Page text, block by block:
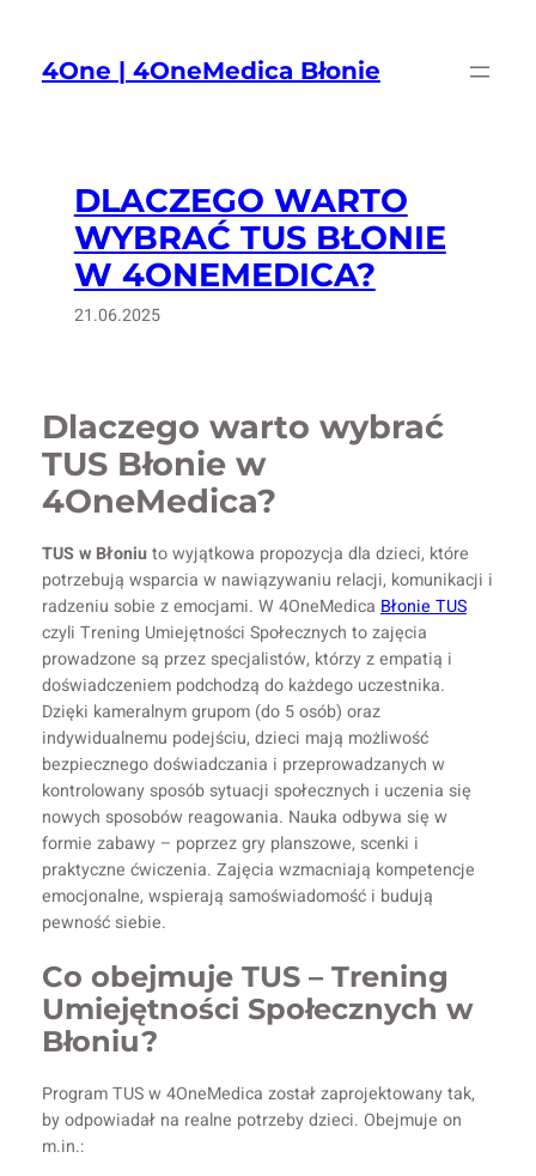
treści4One | 4OneMedica Błonie
DLACZEGO WARTO
WYBRAĆ TUS BŁONIE
W 4ONEMEDICA?
21.06.2025
Dlaczego warto wybrać
TUS Błonie w
4OneMedica?
TUS w Błoniuto wyjątkowa propozycja dla dzieci, które
potrzebują wsparcia w nawiązywaniu relacji, komunikacji i
radzeniu sobie z emocjami. W 4OneMedica Błonie TUS
czyli Trening Umiejętności Społecznych to zajęcia
prowadzone są przez specjalistów, którzy z empatią i
doświadczeniem podchodzą do każdego uczestnika.
Dzięki kameralnym grupom (do 5 osób) oraz
indywidualnemu podejściu, dzieci mają możliwość
bezpiecznego doświadczania i przeprowadzanych w
kontrolowany sposób sytuacji społecznych i uczenia się
nowych sposobów reagowania. Nauka odbywa się w
formie zabawy – poprzez gry planszowe, scenki i
praktyczne ćwiczenia. Zajęcia wzmacniają kompetencje
emocjonalne, wspierają samoświadomość i budują
pewność siebie.
Co obejmuje TUS – Trening
Umiejętności Społecznych w
Błoniu?
Program TUS w 4OneMedica został zaprojektowany tak,
by odpowiadał na realne potrzeby dzieci. Obejmuje on
m.in.: